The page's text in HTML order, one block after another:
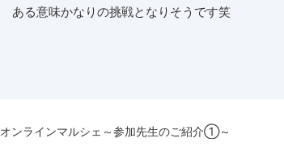
ある意味かなりの挑戦となりそうです笑
オンラインマルシェ～参加先生のご紹介①～